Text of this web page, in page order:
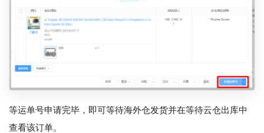
等运单号申请完毕，即可等待海外仓发货并在等待云仓出库中
查看该订单。